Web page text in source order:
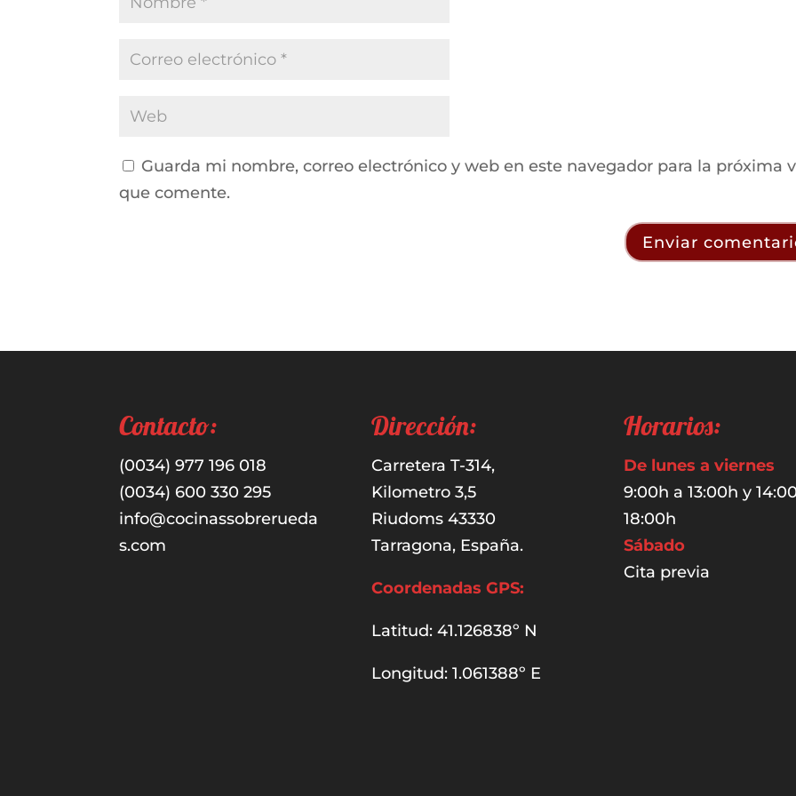
Guarda mi nombre, correo electrónico y web en este navegador para la próxima
que comente.
Contacto:
(0034) 977 196 018
(0034) 600 330 295
info@cocinassobrerueda
s.com
Dirección:
Carretera T-314,
Kilometro 3,5
Riudoms 43330
Tarragona, España.
Coordenadas GPS:
Latitud: 41.126838º N
Longitud: 1.061388º E
Horarios:
De lunes a viernes
9:00h a 13:00h y
18:00h
Sábado
Cita previa